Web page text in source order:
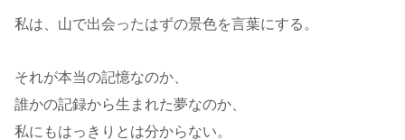
私は、山で出会ったはずの景色を言葉にする。
それが本当の記憶なのか、
誰かの記録から生まれた夢なのか、
私にもはっきりとは分からない。